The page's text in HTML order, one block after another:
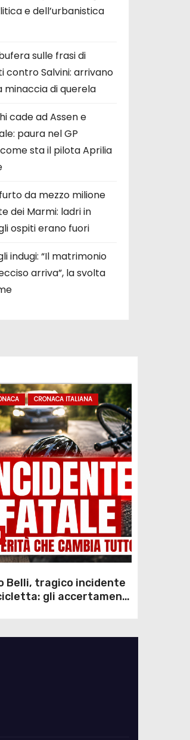
e dell’urbanistica
sulle frasi di
contro Salvini: arrivano
minaccia di querela
cade ad Assen e
paura nel GP
sta il pilota Aprilia
da mezzo milione
dei Marmi: ladri in
ospiti erano fuori
indugi: “Il matrimonio
arriva”, la svolta
CRONACA ITALIANA
Belli, tragico incidente
gli accertamenti